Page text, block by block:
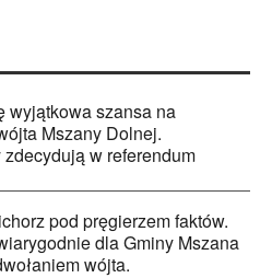
wyjątkowa szansa na
Mszany Dolnej.
w referendum
pod pręgierzem faktów.
dla Gminy Mszana
wójta.